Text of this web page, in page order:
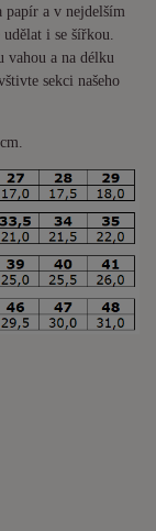
papír a v nejdelším
i se šířkou.
vahou a na délku
sekci našeho